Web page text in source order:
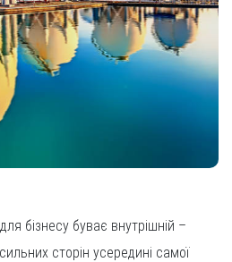
бізнесу буває внутрішній –
сторін усередині самої